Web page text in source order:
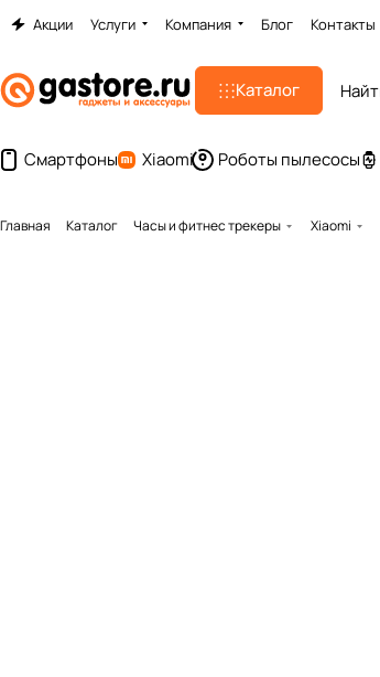
Акции Услуги Компания Блог Контакты
Каталог
Смартфоны Xiaomi Роботы пылесосы
Главная Каталог Часы и фитнес трекеры Xiaomi